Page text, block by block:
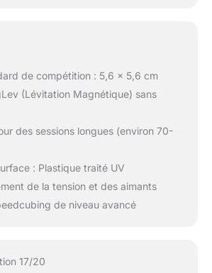
de compétition : 5,6 x 5,6 cm
(Lévitation Magnétique) sans
des sessions longues (environ 70-
: Plastique traité UV
de la tension et des aimants
de niveau avancé
17/20